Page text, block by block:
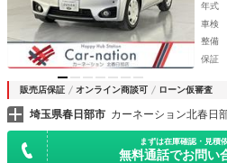
年式
車検
整備
保証
販売店保証 オンライン商談可 ローン仮審査
埼玉県春日部市 カーネーション北春
まずは在庫確認・見積
無料通話でお問い